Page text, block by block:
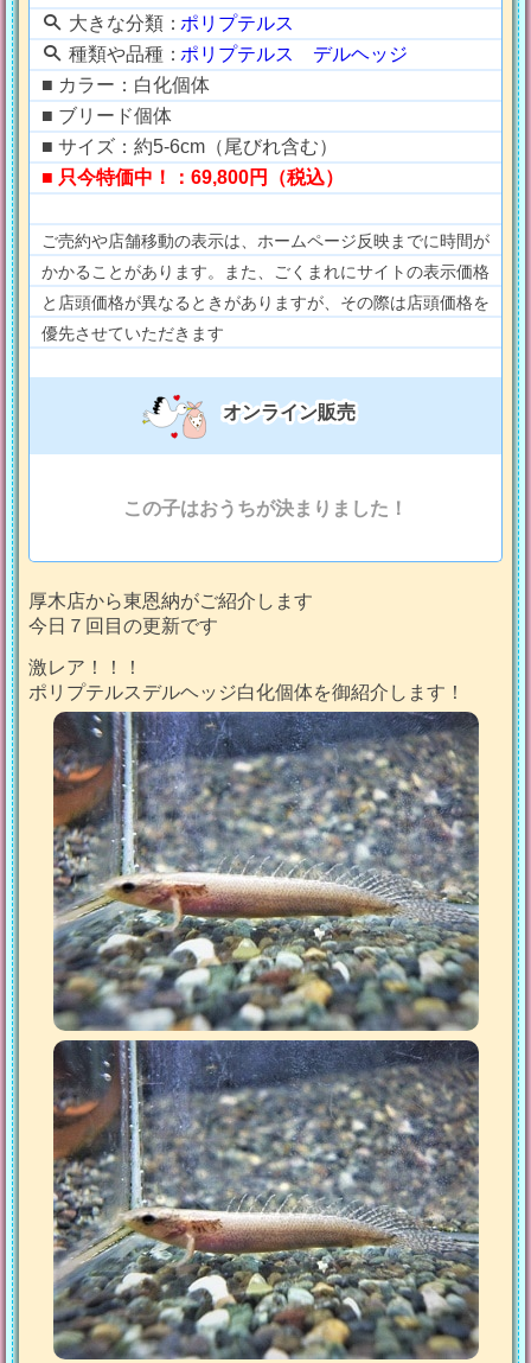
大きな分類：ポリプテルス
種類や品種：ポリプテルス デルヘッジ
■ カラー：白化個体
■ ブリード個体
■ サイズ：約5-6cm（尾びれ含む）
■ 只今特価中！：69,800円（税込）
ご売約や店舗移動の表示は、ホームページ反映までに時間が
かかることがあります。また、ごくまれにサイトの表示価格
と店頭価格が異なるときがありますが、その際は店頭価格を
優先させていただきます
オンライン販売
この子はおうちが決まりました！
厚木店から東恩納がご紹介します
今日７回目の更新です
激レア！！！
ポリプテルスデルヘッジ白化個体を御紹介します！